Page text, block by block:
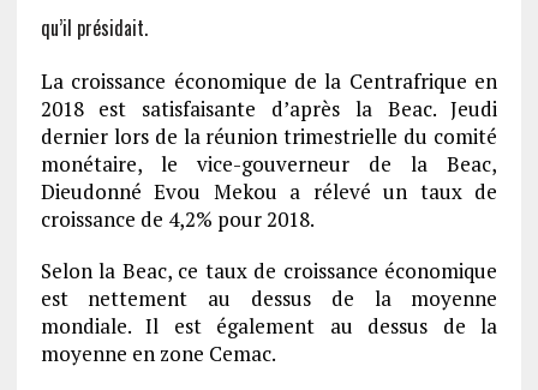
qu’il présidait.
La croissance économique de la Centrafrique en
2018 est satisfaisante d’après la Beac. Jeudi
dernier lors de la réunion trimestrielle du comité
monétaire, le vice-gouverneur de la Beac,
Dieudonné Evou Mekou a rélevé un taux de
croissance de 4,2% pour 2018.
Selon la Beac, ce taux de croissance économique
est nettement au dessus de la moyenne
mondiale. Il est également au dessus de la
moyenne en zone Cemac.